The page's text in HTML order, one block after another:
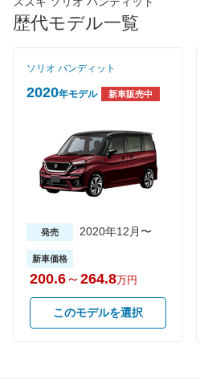
タイヤ
タイヤサイズ
タイヤサイズ
165/60R15 77H
WLTCモード(市
-
WLTCモード(郊
-
WLTCモード(高
速道路)
-
JC08モード
1015モード 21km/L
60km定地 -
歴代モデル一覧
ソリオ バンディット
2020年モデル 新車販売中
発売 2020年12月〜
新車価格
200.6～ 264.8万円
このモデルを選択